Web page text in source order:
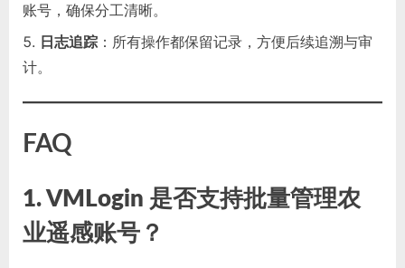
账号，确保分工清晰。
日志追踪 ：所有操作都保留记录，方便后续追溯与审
计。
FAQ
1. VMLogin 是否支持批量管理农
业遥感账号？